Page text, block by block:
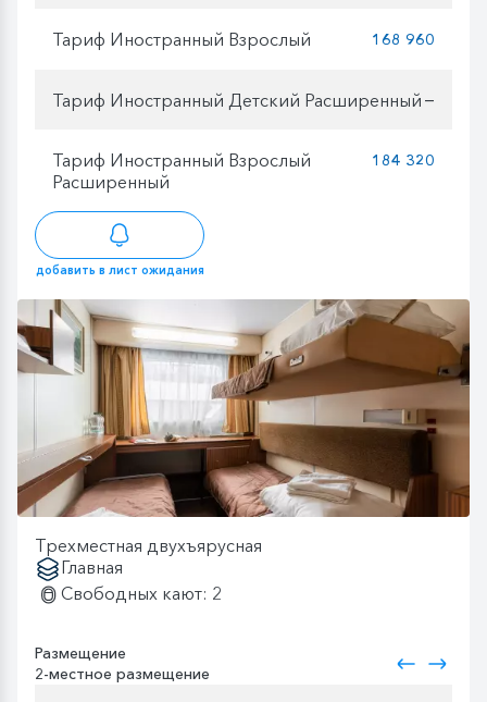
Тариф Иностранный Взрослый 168 960
Тариф Иностранный Детский Расширенный —
Тариф Иностранный Взрослый
Расширенный
184 320
добавить в лист ожидания
Трехместная двухъярусная
Главная
Свободных кают: 2
Размещение
2-местное размещение